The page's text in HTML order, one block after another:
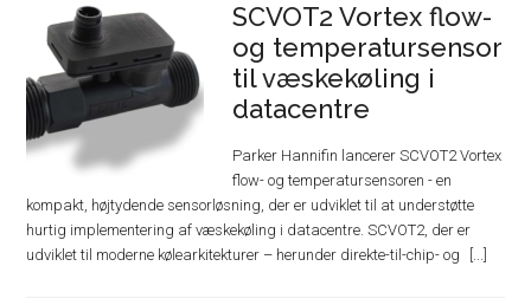
SCVOT2 Vortex flow-
og temperatursensor
til væskekøling i
datacentre
Parker Hannifin lancerer SCVOT2 Vortex
flow- og temperatursensoren - en
kompakt, højtydende sensorløsning, der er udviklet til at understøtte
hurtig implementering af væskekøling i datacentre. SCVOT2, der er
udviklet til moderne kølearkitekturer – herunder direkte-til-chip- og